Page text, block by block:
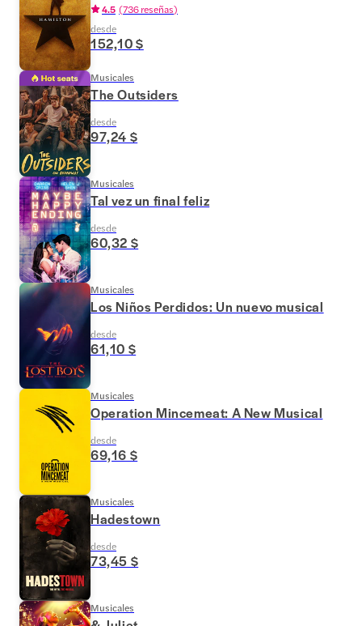
4.5 (736 reseñas)
desde
152,10 $
Musicales
The Outsiders
desde
97,24 $
Musicales
Tal vez un final feliz
desde
60,32 $
Musicales
Los Niños Perdidos: Un nuevo musical
desde
61,10 $
Musicales
Operation Mincemeat: A New Musical
desde
69,16 $
Musicales
Hadestown
desde
73,45 $
Musicales